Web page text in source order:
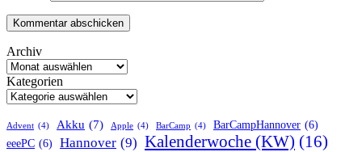
Archiv
Kategorien
Advent (4) Akku (7) Apple (4) BarCamp (4) BarCampHannover (6)
eeePC (6) Hannover (9) Kalenderwoche (KW) (16)